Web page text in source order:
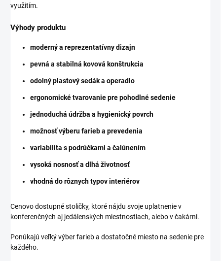
využitím.
Výhody produktu
moderný a reprezentatívny dizajn
pevná a stabilná kovová konštrukcia
odolný plastový sedák a operadlo
ergonomické tvarovanie pre pohodlné sedenie
jednoduchá údržba a hygienický povrch
možnosť výberu farieb a prevedenia
variabilita s podrúčkami a čalúnením
vysoká nosnosť a dlhá životnosť
vhodná do rôznych typov interiérov
Cenovo dostupné stoličky, ktoré nájdu svoje uplatnenie v
konferenčných aj jedálenských miestnostiach, alebo v čakárni.
Ponúkajú veľký výber farieb a dostatočné miesto na sedenie pre
každého.